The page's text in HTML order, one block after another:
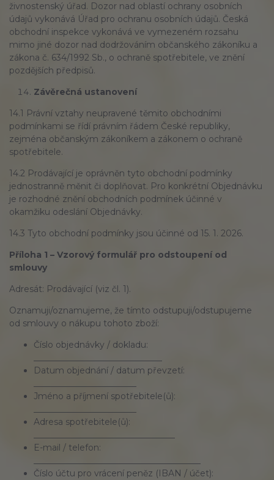
živnostenský úřad. Dozor nad oblastí ochrany osobních
údajů vykonává Úřad pro ochranu osobních údajů. Česká
obchodní inspekce vykonává ve vymezeném rozsahu
mimo jiné dozor nad dodržováním občanského zákoníku a
zákona č. 634/1992 Sb., o ochraně spotřebitele, ve znění
pozdějších předpisů.
Závěrečná ustanovení
14.1 Právní vztahy neupravené těmito obchodními
podmínkami se řídí právním řádem České republiky,
zejména občanským zákoníkem a zákonem o ochraně
spotřebitele.
14.2 Prodávající je oprávněn tyto obchodní podmínky
jednostranně měnit či doplňovat. Pro konkrétní Objednávku
je rozhodné znění obchodních podmínek účinné v
okamžiku odeslání Objednávky.
14.3 Tyto obchodní podmínky jsou účinné od 15. 1. 2026.
Příloha 1 – Vzorový formulář pro odstoupení od
smlouvy
Adresát: Prodávající (viz čl. 1).
Oznamuji/oznamujeme, že tímto odstupuji/odstupujeme
od smlouvy o nákupu tohoto zboží:
Číslo objednávky / dokladu:
Datum objednání / datum převzetí:
Jméno a příjmení spotřebitele(ů):
Adresa spotřebitele(ů):
E-mail / telefon:
Číslo účtu pro vrácení peněz (IBAN / účet):